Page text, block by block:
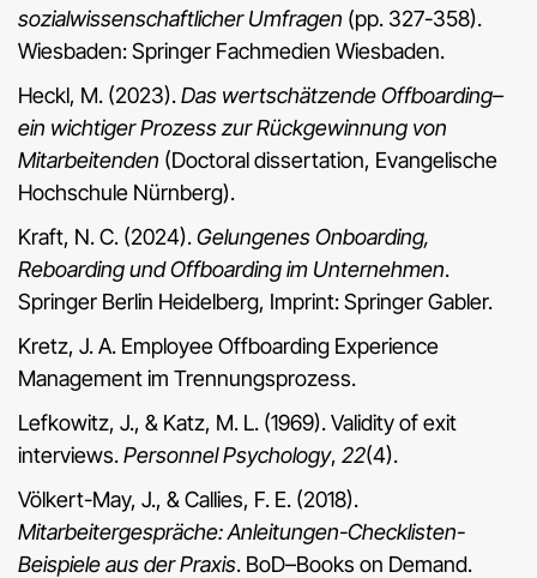
sozialwissenschaftlicher Umfragen (pp. 327-358).
Wiesbaden: Springer Fachmedien Wiesbaden.
Heckl, M. (2023).Das wertschätzende Offboarding–
ein wichtiger Prozess zur Rückgewinnung von
Mitarbeitenden (Doctoral dissertation, Evangelische
Hochschule Nürnberg).
Kraft, N. C. (2024).Gelungenes Onboarding,
Reboarding und Offboarding im Unternehmen.
Springer Berlin Heidelberg, Imprint: Springer Gabler.
Kretz, J. A. Employee Offboarding Experience
Management im Trennungsprozess.
Lefkowitz, J., & Katz, M. L. (1969). Validity of exit
interviews.Personnel Psychology, 22(4).
Völkert-May, J., & Callies, F. E. (2018).
Mitarbeitergespräche: Anleitungen-Checklisten-
Beispiele aus der Praxis. BoD–Books on Demand.